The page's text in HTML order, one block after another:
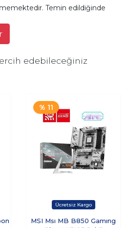
Temin edildiğinde
edebileceğiniz
% 11
MSI Msı MB B850 Gamıng